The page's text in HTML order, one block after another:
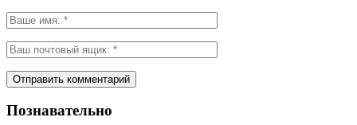
Познавательно